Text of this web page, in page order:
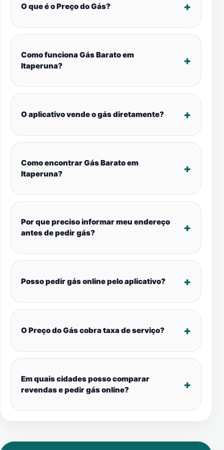
O que é o Preço do Gás?
Como funciona Gás Barato em
Itaperuna?
O aplicativo vende o gás diretamente?
Como encontrar Gás Barato em
Itaperuna?
Por que preciso informar meu endereço
antes de pedir gás?
Posso pedir gás online pelo aplicativo?
O Preço do Gás cobra taxa de serviço?
Em quais cidades posso comparar
revendas e pedir gás online?